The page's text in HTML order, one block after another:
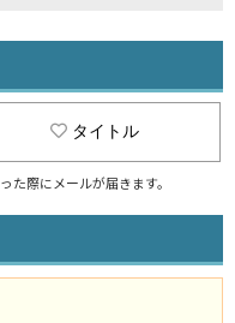
タイトル
際にメールが届きます。